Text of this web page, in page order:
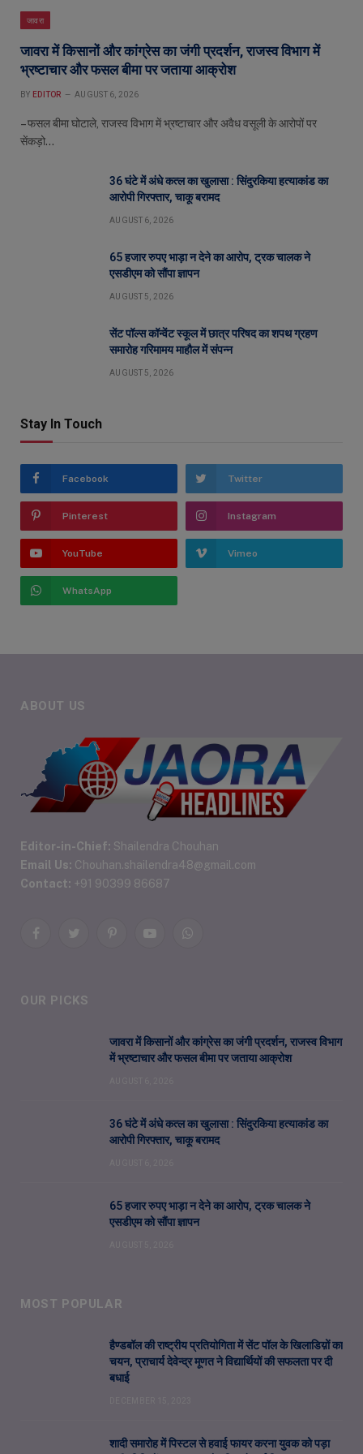
जावरा
जावरा में किसानों और कांग्रेस का जंगी प्रदर्शन, राजस्व विभाग में
भ्रष्टाचार और फसल बीमा पर जताया आक्रोश
BY EDITOR AUGUST 6, 2026
– फसल बीमा घोटाले, राजस्व विभाग में भ्रष्टाचार और अवैध वसूली के आरोपों पर
सेंकड़ो…
36 घंटे में अंधे कत्ल का खुलासा : सिंदुरकिया हत्याकांड का
आरोपी गिरफ्तार, चाकू बरामद
AUGUST 6, 2026
65 हजार रुपए भाड़ा न देने का आरोप, ट्रक चालक ने
एसडीएम को सौंपा ज्ञापन
AUGUST 5, 2026
सेंट पॉल्स कॉन्वेंट स्कूल में छात्र परिषद का शपथ ग्रहण
समारोह गरिमामय माहौल में संपन्न
AUGUST 5, 2026
Stay In Touch
Facebook Twitter
Pinterest Instagram
YouTube Vimeo
WhatsApp
ABOUT US
Editor-in-Chief: Shailendra Chouhan
Email Us: Chouhan.shailendra48@gmail.com
Contact: +91 90399 86687
FacebookTwitterPinterestYouTubeWhatsApp
OUR PICKS
जावरा में किसानों और कांग्रेस का जंगी प्रदर्शन, राजस्व विभाग
में भ्रष्टाचार और फसल बीमा पर जताया आक्रोश
36 घंटे में अंधे कत्ल का खुलासा : सिंदुरकिया हत्याकांड का
आरोपी गिरफ्तार, चाकू बरामद
65 हजार रुपए भाड़ा न देने का आरोप, ट्रक चालक ने
एसडीएम को सौंपा ज्ञापन
MOST POPULAR
हैण्डबॉल की राष्ट्रीय प्रतियोगिता में सेंट पॉल के खिलाडिय़ों का
चयन, प्राचार्य देवेन्द्र मूणत ने विद्यार्थियों की सफलता पर दी
बधाई
शादी समारोह में पिस्टल से हवाई फायर करना युवक को पड़ा